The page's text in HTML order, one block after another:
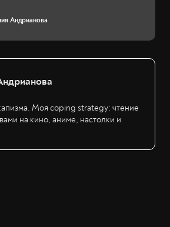
Андрианова
Моя coping strategy: чтение
на кино, аниме, настолки и